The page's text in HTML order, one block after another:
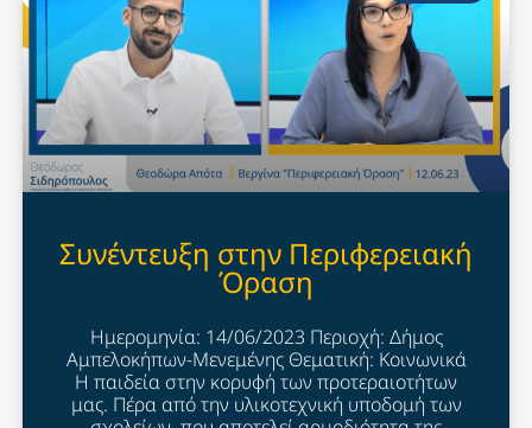
Συνέντευξη στην Περιφερειακή
Όραση
Ημερομηνία: 14/06/2023 Περιοχή: Δήμος
Αμπελοκήπων-Μενεμένης Θεματική: Κοινωνικά
Η παιδεία στην κορυφή των προτεραιοτήτων
μας. Πέρα από την υλικοτεχνική υποδομή των